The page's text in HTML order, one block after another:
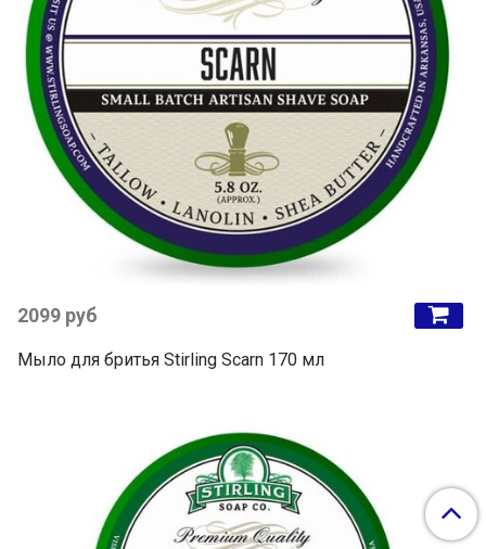
2099 руб
Мыло для бритья Stirling Scarn 170 мл